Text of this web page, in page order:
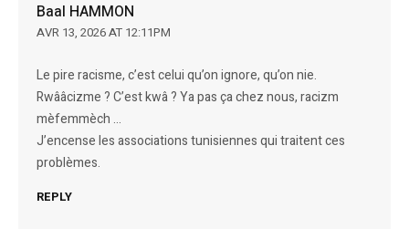
Baal HAMMON
AVR 13, 2026 AT 12:11PM
Le pire racisme, c’est celui qu’on ignore, qu’on nie.
Rwââcizme ? C’est kwâ ? Ya pas ça chez nous, racizm
mèfemmèch …
J’encense les associations tunisiennes qui traitent ces
problèmes.
REPLY